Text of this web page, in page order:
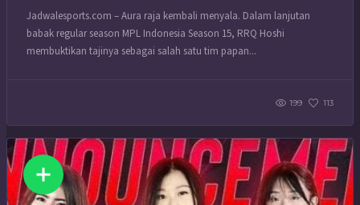
Jadwalesports.com – Aura raja kembali menyala. Dalam lanjutan
babak regular season MPL Indonesia Season 15, RRQ Hoshi
membuktikan tajinya sebagai salah satu tim papan...
199 113